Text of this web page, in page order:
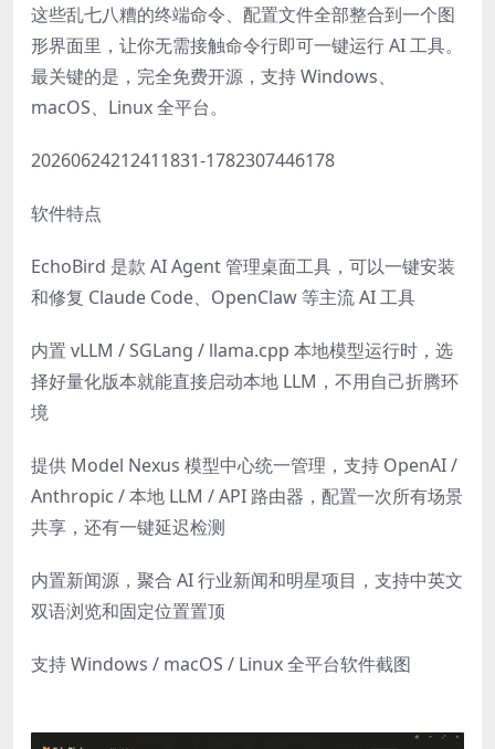
这些乱七八糟的终端命令、配置文件全部整合到一个图
形界面里，让你无需接触命令行即可一键运行 AI 工具。
最关键的是，完全免费开源，支持 Windows、
macOS、Linux 全平台。
20260624212411831-1782307446178
软件特点
EchoBird 是款 AI Agent 管理桌面工具，可以一键安装
和修复 Claude Code、OpenClaw 等主流 AI 工具
内置 vLLM / SGLang / llama.cpp 本地模型运行时，选
择好量化版本就能直接启动本地 LLM，不用自己折腾环
境
提供 Model Nexus 模型中心统一管理，支持 OpenAI /
Anthropic / 本地 LLM / API 路由器，配置一次所有场景
共享，还有一键延迟检测
内置新闻源，聚合 AI 行业新闻和明星项目，支持中英文
双语浏览和固定位置置顶
支持 Windows / macOS / Linux 全平台软件截图